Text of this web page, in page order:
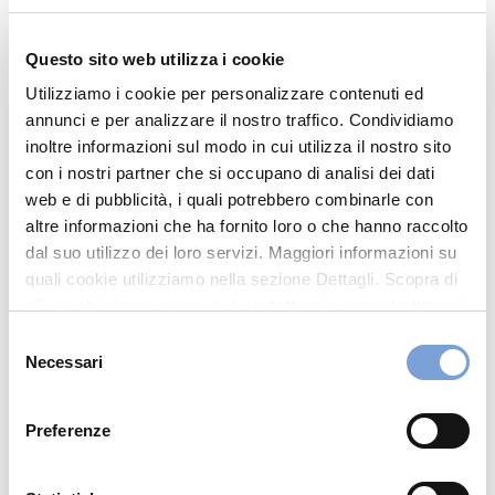
Questo sito web utilizza i cookie
Utilizziamo i cookie per personalizzare contenuti ed
annunci e per analizzare il nostro traffico. Condividiamo
inoltre informazioni sul modo in cui utilizza il nostro sito
con i nostri partner che si occupano di analisi dei dati
web e di pubblicità, i quali potrebbero combinarle con
altre informazioni che ha fornito loro o che hanno raccolto
dal suo utilizzo dei loro servizi. Maggiori informazioni su
quali cookie utilizziamo nella sezione Dettagli. Scopra di
può trovare nel footer del sito nella sezione "Informativa
delNecessari
Preferenze
Via Casiglie Strada Bassa 13/b
41049 Sassuolo (MO)
Indicazioni
0536 585980
PRCARCARROZZERIA@GMAIL.COM